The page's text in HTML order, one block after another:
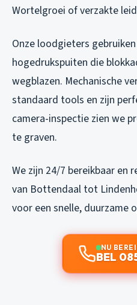
Wortelgroei of verzakte
Onze loodgieters
hogedrukspuiten die
wegblazen. Mechanische
standaard tools en zijn
camera-inspectie zien we
te graven.
We zijn 24/7 bereikbaar en
van Bottendaal tot
voor een snelle, duurzame
NU
BEL